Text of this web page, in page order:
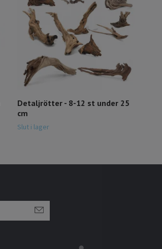
Detaljrötter - 8-12 st under 25
cm
Slut i lager